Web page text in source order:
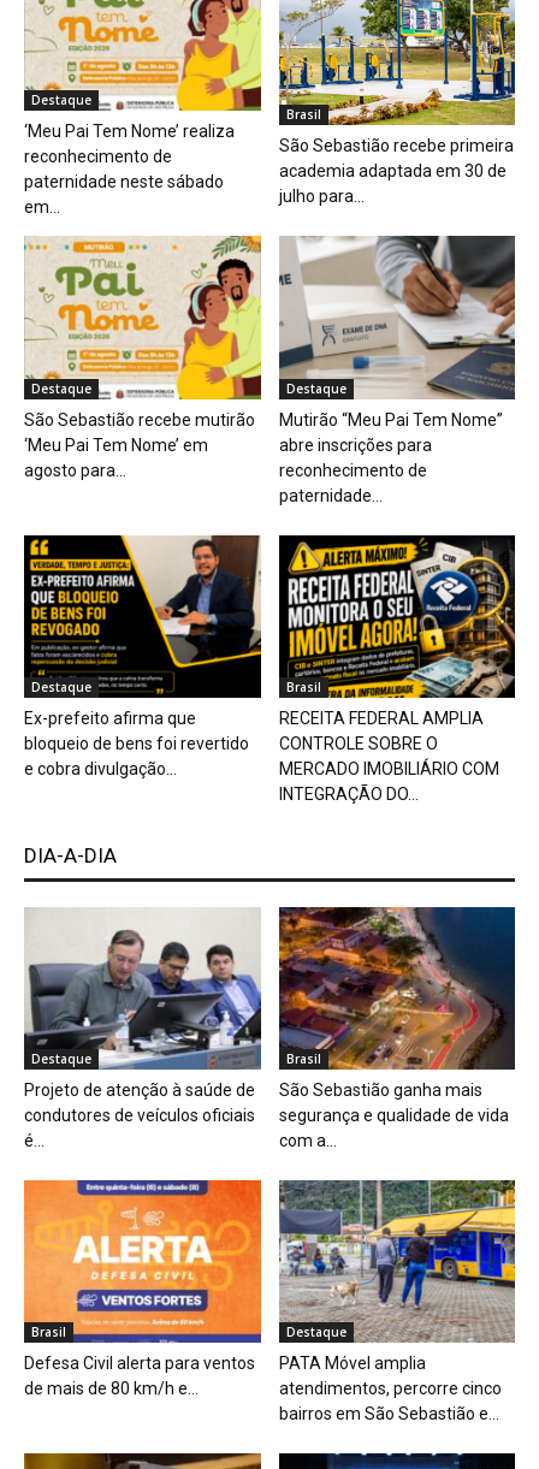
Destaque
‘Meu Pai Tem Nome’ realiza
reconhecimento de
paternidade neste sábado
em...
Brasil
São Sebastião recebe primeira
academia adaptada em 30 de
julho para...
Destaque
São Sebastião recebe mutirão
‘Meu Pai Tem Nome’ em
agosto para...
Destaque
Mutirão “Meu Pai Tem Nome”
abre inscrições para
reconhecimento de
paternidade...
Destaque
Ex-prefeito afirma que
bloqueio de bens foi revertido
e cobra divulgação...
Brasil
RECEITA FEDERAL AMPLIA
CONTROLE SOBRE O
MERCADO IMOBILIÁRIO COM
INTEGRAÇÃO DO...
DIA-A-DIA
Destaque
Projeto de atenção à saúde de
condutores de veículos oficiais
é...
Brasil
São Sebastião ganha mais
segurança e qualidade de vida
com a...
Brasil
Defesa Civil alerta para ventos
de mais de 80 km/h e...
Destaque
PATA Móvel amplia
atendimentos, percorre cinco
bairros em São Sebastião e...